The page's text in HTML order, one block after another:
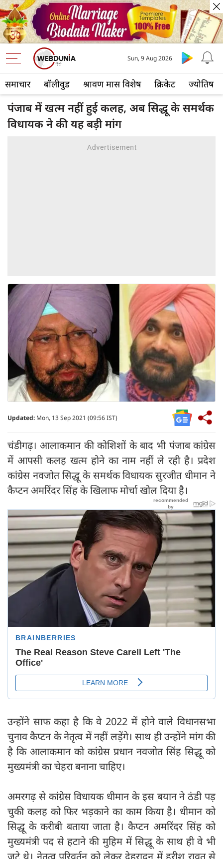
समाचार बॉलीवुड श्रावण मास विशेष क्रिकेट ज्योतिष
Sun, 9 Aug 2026
पंजाब में खत्म नहीं हुई कलह, अब सिद्धू के समर्थक
विधायक ने की यह बड़ी मांग
Updated: Mon, 13 Sep 2021 (09:56 IST)
चंडीगढ़। आलाकमान की कोशिशों के बाद भी पंजाब कांग्रेस
में आपसी कलह खत्म होने का नाम नहीं ले रही है। प्रदेश
कांग्रेस नवजोत सिद्धू के समर्थक विधायक सुरजीत धीमान ने
कैप्टन अमरिंदर सिंह के खिलाफ मोर्चा खोल दिया है।
उन्होंने साफ कहा है कि वे 2022 में होने वाले विधानसभा
चुनाव कैप्टन के नेतृत्व में नहीं लड़ेंगे। साथ ही उन्होंने मांग की
है कि आलाकमान को कांग्रेस प्रधान नवजोत सिंह सिद्धू को
मुख्यमंत्री का चेहरा बनाना चाहिए।
अमरगढ़ से कांग्रेस विधायक धीमान के इस बयान ने ठंडी पड़
चुकी कलह को फिर भड़काने का काम किया है। धीमान को
सिद्धू के करीबी बताया जाता है। कैप्टन अमरिंदर सिंह को
मुख्यमंत्री पद से हटाने की मुहिम में सिद्धू के साथ ही वे भी